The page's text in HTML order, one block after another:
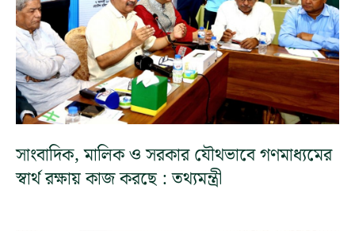
সাংবাদিক, মালিক ও সরকার যৌথভাবে গণমাধ্যমের
স্বার্থ রক্ষায় কাজ করছে : তথ্যমন্ত্রী